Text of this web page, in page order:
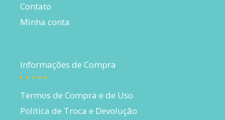
Contato
Minha conta
Informações de Compra
Termos de Compra e de Uso
Política de Troca e Devolução